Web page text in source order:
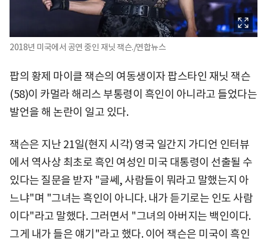
2018년 미국에서 공연 중인 재닛 잭슨./연합뉴스
팝의 황제 마이클 잭슨의 여동생이자 팝스타인 재닛 잭슨
(58)이 카멀라 해리스 부통령이 흑인이 아니라고 들었다는
발언을 해 논란이 일고 있다.
잭슨은 지난 21일(현지 시각) 영국 일간지 가디언 인터뷰
에서 역사상 최초로 흑인 여성인 미국 대통령이 선출될 수
있다는 질문을 받자 "글쎄, 사람들이 뭐라고 말했는지 아
느냐"며 "그녀는 흑인이 아니다. 내가 듣기로는 인도 사람
이다"라고 말했다. 그러면서 "그녀의 아버지는 백인이다.
그게 내가 들은 얘기"라고 했다. 이어 잭슨은 미국이 흑인